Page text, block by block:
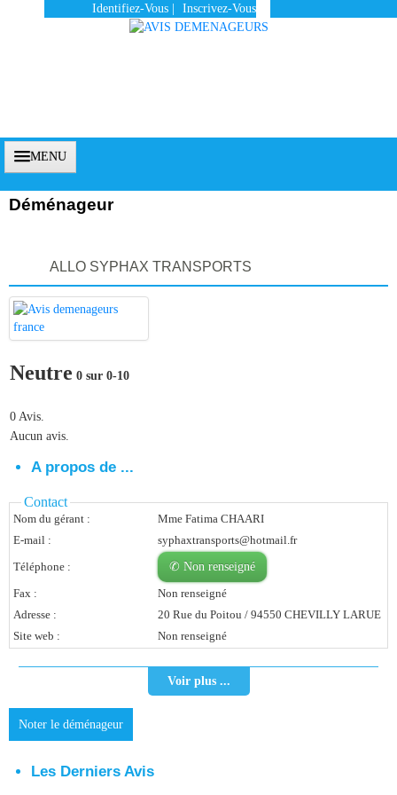
Identifiez-Vous Inscrivez-Vous
MENU
Vous Êtes Un Client
Comment Ça Marche ?
Qui Sommes-Nous ?
Pourquoi Nous Faire Confiance ?
Vous Êtes Une Société
Comment Ça Marche ?
Quels Bénéfices Pour Ma Société ?
Témoignages Adhérents
Comment S’inscrire ?
Contact
Déménageur
ALLO SYPHAX TRANSPORTS
Neutre 0 sur 0-10
0 Avis.
Aucun avis.
A propos de ...
Contact
Nom du gérant :
Mme Fatima CHAARI
E-mail :
syphaxtransports@hotmail.fr
Téléphone :
✆ Non renseigné
Fax :
Non renseigné
Adresse :
20 Rue du Poitou / 94550 CHEVILLY LARUE
Site web :
Non renseigné
Voir plus ...
Noter le déménageur
Les Derniers Avis